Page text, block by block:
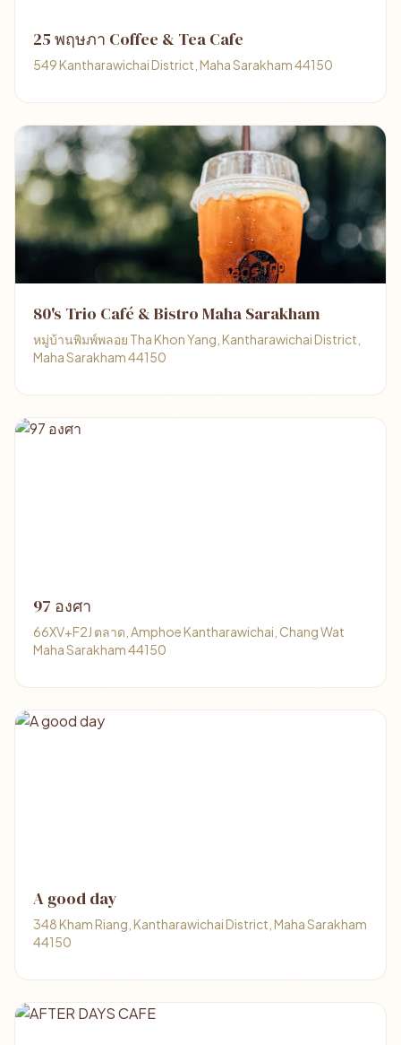
25 พฤษภา Coffee & Tea Cafe
549 Kantharawichai District, Maha Sarakham 44150
80's Trio Café & Bistro Maha Sarakham
หมู่บ้านพิมพ์พลอย Tha Khon Yang, Kantharawichai District,
Maha Sarakham 44150
97 องศา
66XV+F2J ตลาด, Amphoe Kantharawichai, Chang Wat
Maha Sarakham 44150
A good day
348 Kham Riang, Kantharawichai District, Maha Sarakham
44150